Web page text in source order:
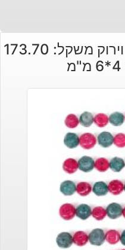
תכשיטנות: קוורץ אדום וירוק משקל: 173.70